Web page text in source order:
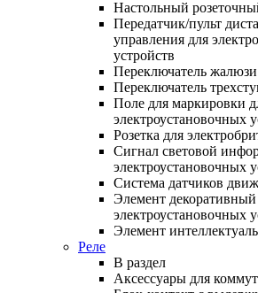
Настольный
Передатчик/пульт
управления для
устройств
Переключатель жалюзи
Переключатель
Поле для маркировки
электроустановочных
Розетка для
Сигнал световой
электроустановочных
Система датчиков
Элемент декоративный
электроустановочных
Элемент
Реле
В раздел
Аксессуары для